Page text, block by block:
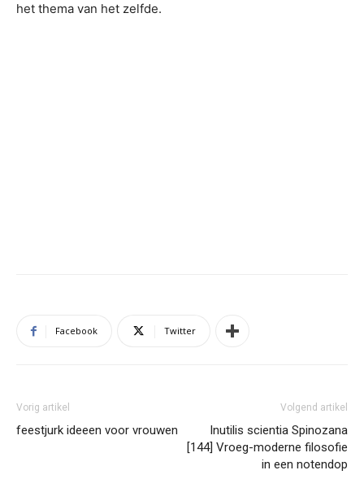
het thema van het zelfde.
Facebook Twitter
Vorig artikel
feestjurk ideeen voor vrouwen
Volgend artikel
Inutilis scientia Spinozana
[144] Vroeg-moderne filosofie
in een notendop